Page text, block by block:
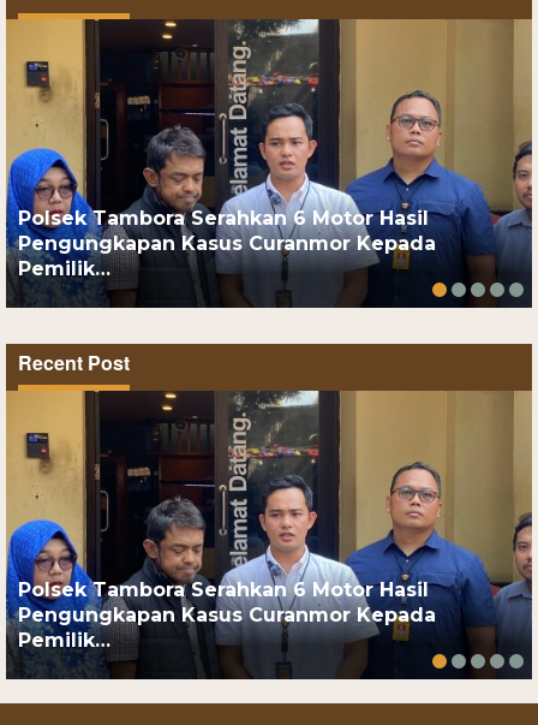
Polsek Tambora Serahkan 6 Motor Hasil
Pengungkapan Kasus Curanmor Kepada
Pemilik…
Recent Post
Polsek Tambora Serahkan 6 Motor Hasil
Pengungkapan Kasus Curanmor Kepada
Pemilik…